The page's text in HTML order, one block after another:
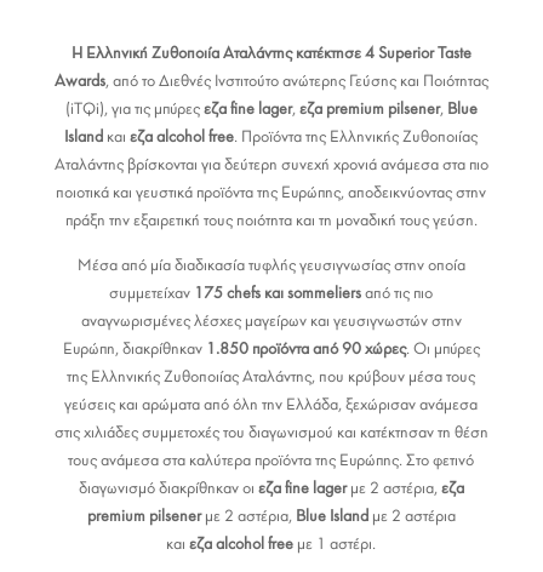
Η Ελληνική Ζυθοποιία Αταλάντης κατέκτησε 4 Superior Taste
Awards, από το Διεθνές Ινστιτούτο ανώτερης Γεύσης και Ποιότητας
(iTQi), για τις μπύρες εζα fine lager, εζα premium pilsener, Blue
Island καιεζα alcohol free. Προϊόντα της Ελληνικής Ζυθοποιίας
Αταλάντης βρίσκονται για δεύτερη συνεχή χρονιά ανάμεσα στα πιο
ποιοτικά και γευστικά προϊόντα της Ευρώπης, αποδεικνύοντας στην
πράξη την εξαιρετική τους ποιότητα και τη μοναδική τους γεύση.
Μέσα από μία διαδικασία τυφλής γευσιγνωσίας στην οποία
συμμετείχαν 175chefs καιsommeliers από τις πιο
αναγνωρισμένες λέσχες μαγείρων και γευσιγνωστών στην
Ευρώπη, διακρίθηκαν 1.850 προϊόντα από 90 χώρες. Οι μπύρες
της Ελληνικής Ζυθοποιίας Αταλάντης, που κρύβουν μέσα τους
γεύσεις και αρώματα από όλη την Ελλάδα, ξεχώρισαν ανάμεσα
στις χιλιάδες συμμετοχές του διαγωνισμού και κατέκτησαν τη θέση
τους ανάμεσα στα καλύτερα προϊόντα της Ευρώπης. Στο φετινό
διαγωνισμό διακρίθηκαν οι εζα fine lagerμε 2 αστέρια, εζα
premium pilsener με 2 αστέρια, Blue Island με 2 αστέρια
καιεζαalcoholfree με 1 αστέρι.